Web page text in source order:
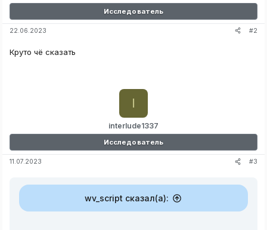
Исследователь
22.06.2023 #2
Круто чё сказать
interlude1337
I
Исследователь
11.07.2023 #3
wv_script сказал(а):